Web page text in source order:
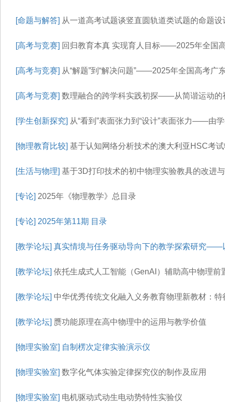
[命题与解答] 从一道高考试题谈竖直圆轨道类试题的命题设
[高考与竞赛] 回归教育本真 实现育人目标——2025年全国
[高考与竞赛] 从“解题”到“解决问题”——2025年全国高考广
[高考与竞赛] 数理融合的跨学科实践初探——从简谐运动的
[学生创新探究] 从“看到”表面张力到“设计”表面张力——由
[物理教育比较] 基于认知网络分析技术的澳大利亚HSC考
[生活与物理] 基于3D打印技术的初中物理实验教具的改进
[专论] 2025年《物理教学》总目录
[专论] 2025年第11期 目录
[教学论坛] 真实情境与任务驱动导向下的教学探索研究——
[教学论坛] 依托生成式人工智能（GenAI）辅助高中物理前
[教学论坛] 中华优秀传统文化融入义务教育物理新教材：
[教学论坛] 赝功能原理在高中物理中的运用与教学价值
[物理实验室] 自制楞次定律实验演示仪
[物理实验室] 数字化气体实验定律探究仪的制作及应用
[物理实验室] 电机驱动式动生电动势特性实验仪